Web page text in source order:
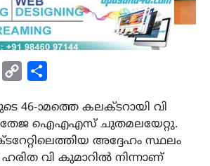
TwitterCopy
46-ാമത്തെ കലക്ടറായി വി
ഐഎഎസ് ചുതമലയേറ്റു.
അദ്ദേഹം സ്ഥലം
ഹരിത വി കുമാറില്‍ നിന്നാണ്